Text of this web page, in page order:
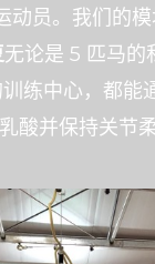
员。我们的模
无论是 5 匹马的
练中心，都能
酸并保持关节柔